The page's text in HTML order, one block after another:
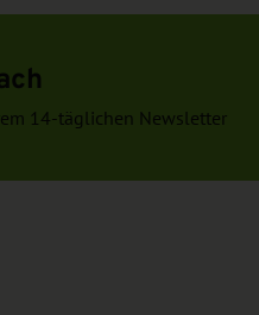
14-täglichen Newsletter